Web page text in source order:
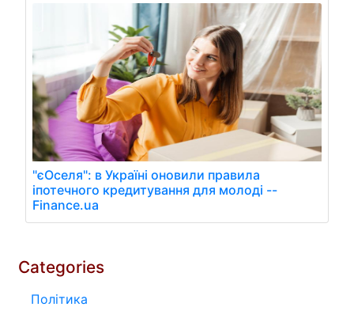
"єОселя": в Україні оновили правила
іпотечного кредитування для молоді --
Finance.ua
Categories
Політика